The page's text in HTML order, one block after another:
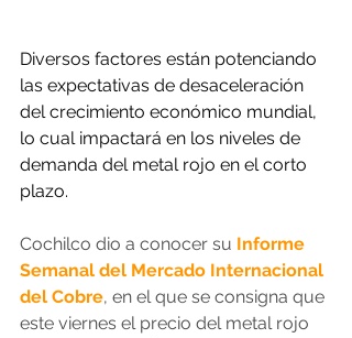
Diversos factores están potenciando
las expectativas de desaceleración
del crecimiento económico mundial,
lo cual impactará en los niveles de
demanda del metal rojo en el corto
plazo.
Cochilco dio a conocer su Informe
Semanal del Mercado Internacional
del Cobre, en el que se consigna que
este viernes el precio del metal rojo